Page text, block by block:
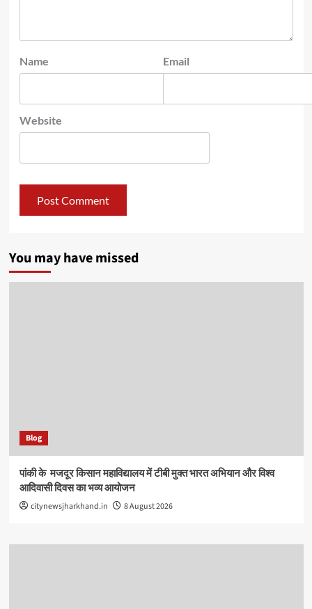
Name Email
Website
You may have missed
Blog
पांकी के ​ मजदूर किसान महाविद्यालय में टीबी मुक्त भारत अभियान और विश्व
आदिवासी दिवस का भव्य आयोजन
citynewsjharkhand.in 8 August 2026